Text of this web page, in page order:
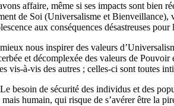
affaire, même si ses impacts sont
de Soi (Universalisme et
aux conséquences désastreuses
nous inspirer des valeurs
et décomplexée des valeurs de
vis-à-vis des autres ; celles-ci sont toutes
besoin de sécurité des individus et des
humain, qui risque de s’avérer être la